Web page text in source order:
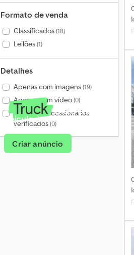
Formato de venda
Classificados(18)
Leilões(1)
Detalhes
Apenas com imagens(19)
Apenas com vídeo(0)
Apenas concessionários
verificados(0)
Veículo à venda?
Criar anúncio